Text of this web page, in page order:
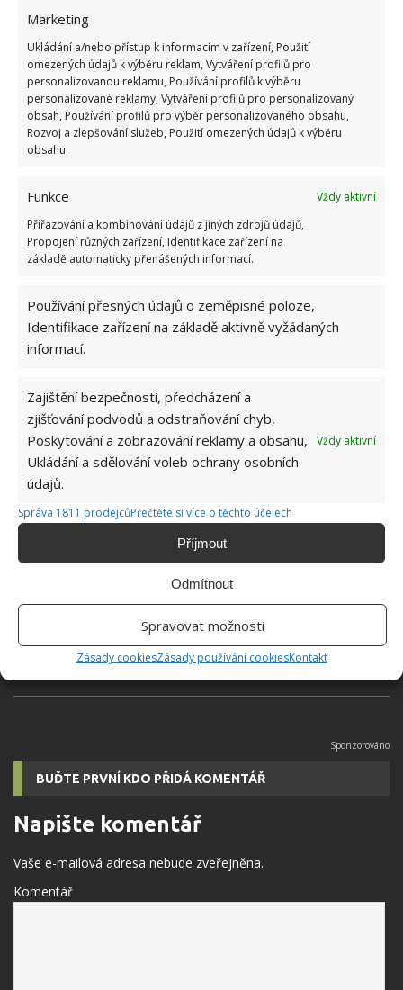
Marketing
Ukládání a/nebo přístup k informacím v zařízení, Použití
omezených údajů k výběru reklam, Vytváření profilů pro
personalizovanou reklamu, Používání profilů k výběru
personalizované reklamy, Vytváření profilů pro personalizovaný
obsah, Používání profilů pro výběr personalizovaného obsahu,
Rozvoj a zlepšování služeb, Použití omezených údajů k výběru
obsahu.
Funkce
Vždy aktivní
Přiřazování a kombinování údajů z jiných zdrojů údajů,
Propojení různých zařízení, Identifikace zařízení na
základě automaticky přenášených informací.
Používání přesných údajů o zeměpisné poloze,
Identifikace zařízení na základě aktivně vyžádaných
informací.
Zajištění bezpečnosti, předcházení a
zjišťování podvodů a odstraňování chyb,
Poskytování a zobrazování reklamy a obsahu,
Ukládání a sdělování voleb ochrany osobních
údajů.
Vždy aktivní
Správa 1811 prodejcůPřečtěte si více o těchto účelech
Příjmout
Odmítnout
Spravovat možnosti
Zásady cookiesZásady používání cookiesKontakt
byste měli nakládat
odpadem.
Přidejte svůj názor
KOMENTOVAT
Hana Musilová
Do redakce Bydlimeutulne.cz se
rozhodla zůstat. Její v...
autorovi]
BUĎTE PRVNÍ KDO PŘIDÁ KOMENTÁŘ
Napište komentář
Vaše e-mailová adresa nebude zveřejněna.
Komentář